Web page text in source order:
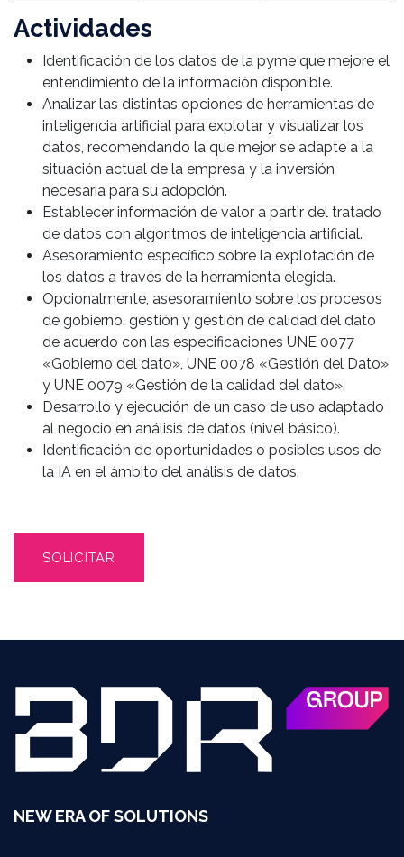
Actividades
Identificación de los datos de la pyme que mejore el
entendimiento de la información disponible.
Analizar las distintas opciones de herramientas de
inteligencia artificial para explotar y visualizar los
datos, recomendando la que mejor se adapte a la
situación actual de la empresa y la inversión
necesaria para su adopción.
Establecer información de valor a partir del tratado
de datos con algoritmos de inteligencia artificial.
Asesoramiento específico sobre la explotación de
los datos a través de la herramienta elegida.
Opcionalmente, asesoramiento sobre los procesos
de gobierno, gestión y gestión de calidad del dato
de acuerdo con las especificaciones UNE 0077
«Gobierno del dato», UNE 0078 «Gestión del Dato»
y UNE 0079 «Gestión de la calidad del dato».
Desarrollo y ejecución de un caso de uso adaptado
al negocio en análisis de datos (nivel básico).
Identificación de oportunidades o posibles usos de
la IA en el ámbito del análisis de datos.
SOLICITAR
NEW ERA OF SOLUTIONS